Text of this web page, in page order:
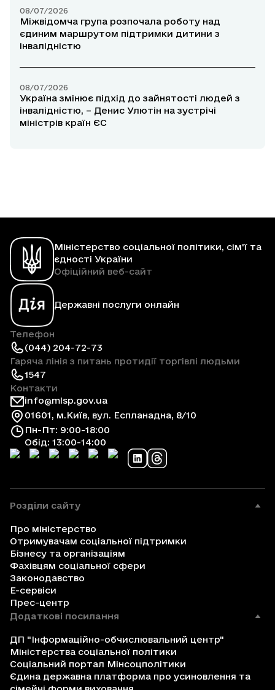
08/07/2026
Міжвідомча група розпочала роботу над
єдиним маршрутом підтримки дитини з
інвалідністю
08/07/2026
Україна змінює підхід до зайнятості людей з
інвалідністю, – Денис Улютін на зустрічі
міністрів країн ЄС
Міністерство соціальної політики, сім'ї та
єдності України
Офіційний веб-сайт
Державні послуги онлайн
Телефон
(044) 204-72-73
Гаряча лінія з питань протидії торгівлі людьми
1547
Контакти
info@mlsp.gov.ua
01601, м.Київ, вул. Еспланадна, 8/10
Пн-Пт: 9:00-18:00
Обід: 13:00-14:00
Розділи сайту
Про міністерство
Отримувачам соціальної підтримки
Бізнесу та організаціям
Фахівцям соціальної сфери
Законодавство
Е-сервіси
Прес-центр
Додаткові посилання
ДП "Інформаційно-обчислювальний центр"
Міністерства соціальної політики
Соціальний портал Мінсоцполітики
Єдина державна платформа про усиновлення та